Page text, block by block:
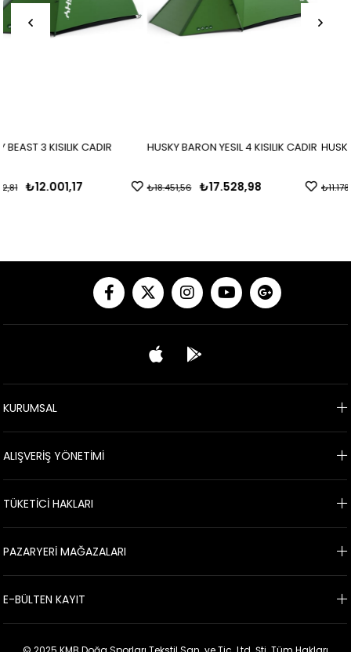
HUSKY BARON YESIL 4 KISILIK CADIR
₺17.528,98
₺18.451,56
HUSKY BRET YESIL 2 KISILIK
₺10.619,21
₺11.178,12
KURUMSAL
ALIŞVERİŞ YÖNETİMİ
TÜKETİCİ HAKLARI
PAZARYERİ MAĞAZALARI
E-BÜLTEN KAYIT